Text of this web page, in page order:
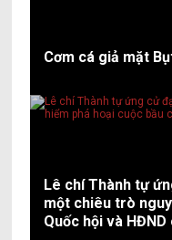
Cơm cá giả mặt
Lê chí Thành tự
một chiêu trò
Quốc hội và HĐND